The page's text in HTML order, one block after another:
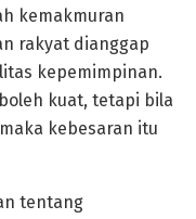
kemakmuran
rakyat dianggap
kepemimpinan.
kuat, tetapi bila
kebesaran itu
tentang